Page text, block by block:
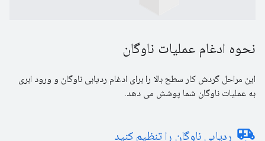
نحوه ادغام عملیات ناوگان
این مراحل گردش کار سطح بالا را برای ادغام ردیابی ناوگان و ورود ابری
به عملیات ناوگان شما پوشش می دهد.
electric_rickshaw ردیابی ناوگان را تنظیم کنید